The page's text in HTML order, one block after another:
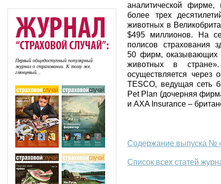
Первый общедоступный популярный
журнал о страховании. К тому же,
глянцевый...
аналитической фирме,
более трех
животных в
$495 миллионов. На
полисов страхования
50 фирм, оказывающих
животных в
осуществляется через
TESCO, ведущая сеть
Pet Plan (дочерняя
и AXA Insurance –
Содержание выпуска №
Список всех статей